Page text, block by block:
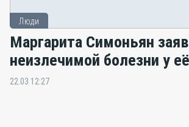
Люди
Маргарита Симоньян
неизлечимой болезни у
22.03 12:27